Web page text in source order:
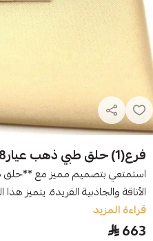
فرع(1) حلق طبي ذهب عيار18
الأناقة والجاذبية الفريدة. يتميز
قراءة المزيد
663